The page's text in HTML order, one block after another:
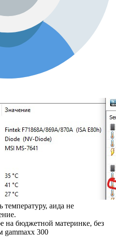
температуру, аида не
на бюджетной материнке, без
gammaxx 300